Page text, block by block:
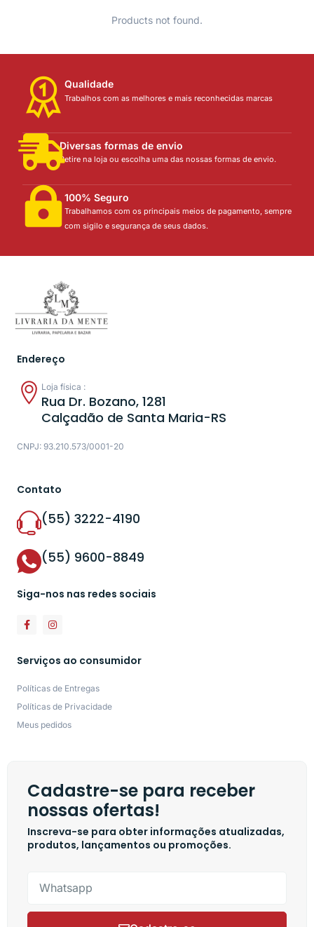
Products not found.
Qualidade
Trabalhos com as melhores e mais reconhecidas marcas
Diversas formas de envio
Retire na loja ou escolha uma das nossas formas de envio.
100% Seguro
Trabalhamos com os principais meios de pagamento, sempre
com sigilo e segurança de seus dados.
Endereço
Loja física :
Rua Dr. Bozano, 1281
Calçadão de Santa Maria-RS
CNPJ: 93.210.573/0001-20
Contato
(55) 3222-4190
(55) 9600-8849
Siga-nos nas redes sociais
Serviços ao consumidor
Políticas de Entregas
Políticas de Privacidade
Meus pedidos
Cadastre-se para receber
nossas ofertas!
Inscreva-se para obter informações atualizadas,
produtos, lançamentos ou promoções.